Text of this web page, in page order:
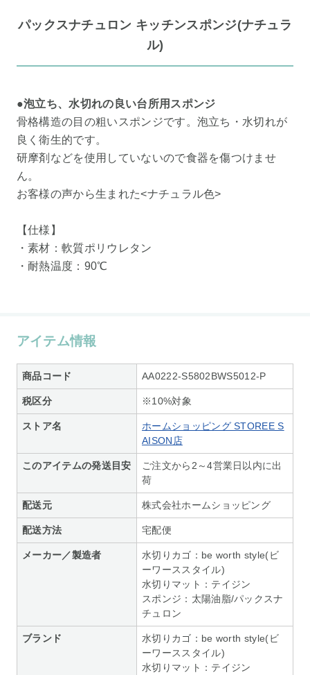
パックスナチュロン キッチンスポンジ(ナチュラ
ル)
●泡立ち、水切れの良い台所用スポンジ
骨格構造の目の粗いスポンジです。泡立ち・水切れが
良く衛生的です。
研摩剤などを使用していないので食器を傷つけませ
ん。
お客様の声から生まれた<ナチュラル色>
【仕様】
・素材：軟質ポリウレタン
・耐熱温度：90℃
アイテム情報
商品コード AA0222-S5802BWS5012-P
税区分 ※10%対象
ストア名
ホームショッピング STOREE S
AISON店
このアイテムの発送目安
ご注文から2～4営業日以内に出
荷
配送元 株式会社ホームショッピング
配送方法 宅配便
メーカー／製造者
水切りカゴ：be worth style(ビ
ーワーススタイル)
水切りマット：テイジン
スポンジ：太陽油脂/パックスナ
チュロン
ブランド
水切りカゴ：be worth style(ビ
ーワーススタイル)
水切りマット：テイジン